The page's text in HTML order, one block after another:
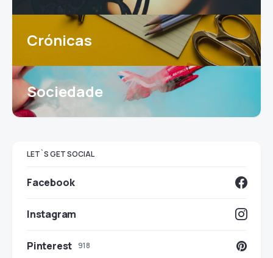
Crónicas
Sociedade
LET`S GET SOCIAL
Facebook
Instagram
Pinterest 918